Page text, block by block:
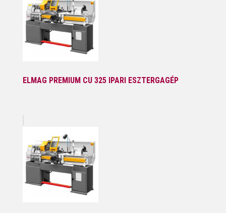
ELMAG PREMIUM CU 325 IPARI ESZTERGAGÉP